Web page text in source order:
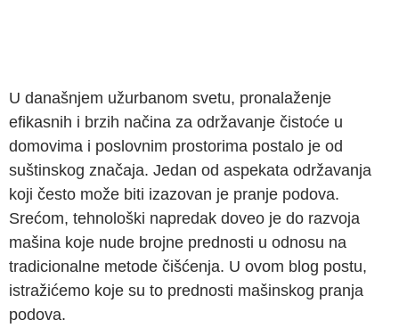
U današnjem užurbanom svetu, pronalaženje
efikasnih i brzih načina za održavanje čistoće u
domovima i poslovnim prostorima postalo je od
suštinskog značaja. Jedan od aspekata održavanja
koji često može biti izazovan je pranje podova.
Srećom, tehnološki napredak doveo je do razvoja
mašina koje nude brojne prednosti u odnosu na
tradicionalne metode čišćenja. U ovom blog postu,
istražićemo koje su to prednosti mašinskog pranja
podova.